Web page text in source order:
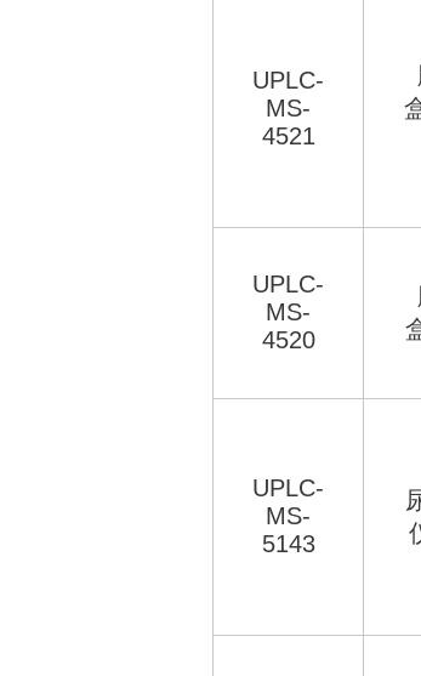
UPLC-
MS-
4521
UPLC-
MS-
4520
UPLC-
MS-
5143